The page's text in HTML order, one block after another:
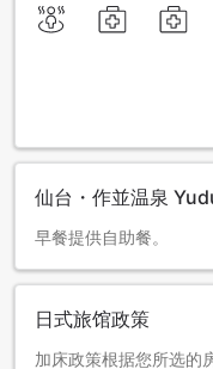
仙台・作並温泉
早餐提供自助餐。
日式旅馆政策
加床政策根据您所选的